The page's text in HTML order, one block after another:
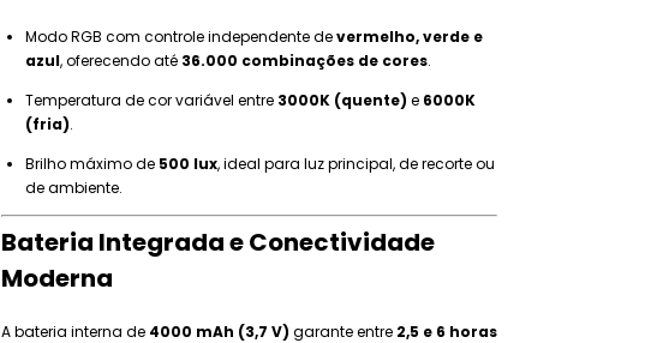
Modo RGB com controle independente devermelho, verde e
azul, oferecendo até 36.000 combinações de cores.
Temperatura de cor variável entre 3000K (quente) e 6000K
(fria).
Brilho máximo de 500 lux, ideal para luz principal, de recorte ou
de ambiente.
Bateria Integrada e Conectividade
Moderna
A bateria interna de 4000 mAh (3,7 V) garante entre 2,5 e 6 horas